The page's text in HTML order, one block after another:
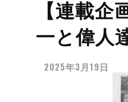
【連載
一と偉人
2025年3月19日